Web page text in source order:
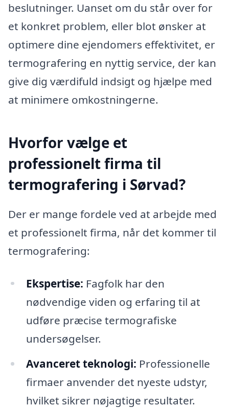
beslutninger. Uanset om du står over for
et konkret problem, eller blot ønsker at
optimere dine ejendomers effektivitet, er
termografering en nyttig service, der kan
give dig værdifuld indsigt og hjælpe med
at minimere omkostningerne.
Hvorfor vælge et
professionelt firma til
termografering i Sørvad?
Der er mange fordele ved at arbejde med
et professionelt firma, når det kommer til
termografering:
Ekspertise: Fagfolk har den
nødvendige viden og erfaring til at
udføre præcise termografiske
undersøgelser.
Avanceret teknologi: Professionelle
firmaer anvender det nyeste udstyr,
hvilket sikrer nøjagtige resultater.